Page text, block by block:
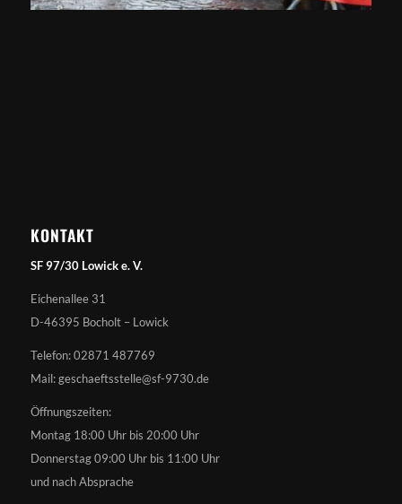
KONTAKT
SF 97/30 Lowick e. V.
Eichenallee 31
D-46395 Bocholt – Lowick
Telefon: 02871 487769
Mail: geschaeftsstelle@sf-9730.de
Öffnungszeiten:
Montag 18:00 Uhr bis 20:00 Uhr
Donnerstag 09:00 Uhr bis 11:00 Uhr
und nach Absprache